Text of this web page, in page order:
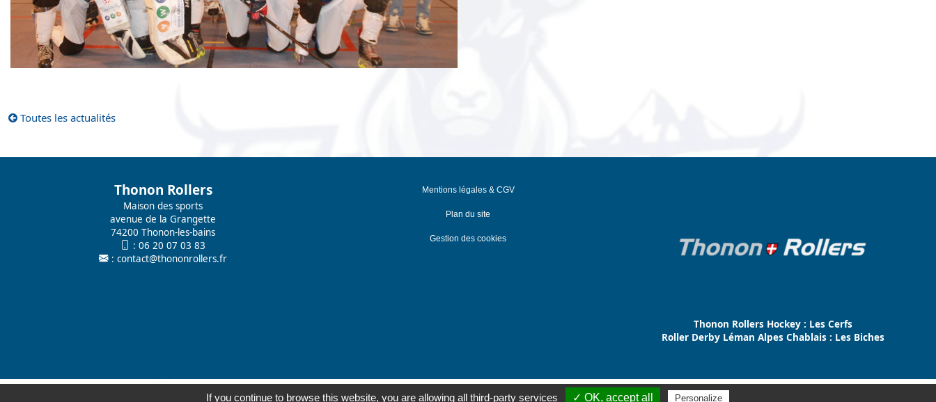
Toutes les actualités
Thonon Rollers
Maison des sports
avenue de la Grangette
74200 Thonon-les-bains
: 06 20 07 03 83
: contact@thononrollers.fr
Mentions légales & CGV
Plan du site
Gestion des cookies
Thonon Rollers Hockey : Les Cerfs
Roller Derby Léman Alpes Chablais : Les Biches
Agence Web Thonon Les Bains - Référencement Google Thonon Les Bains Clic And Go création site internet thonon clicandgo.com
If you continue to browse this website, you are allowing all third-party services ✓ OK, accept all Personalize